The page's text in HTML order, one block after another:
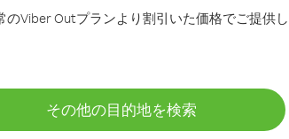
Viber Outプランより割引いた価格でご提供し
その他の目的地を検索